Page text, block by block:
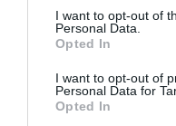
consent section.
I want to opt-out of
Personal Data.
Opted In
I want to opt-out of
Personal Data for
Opted In